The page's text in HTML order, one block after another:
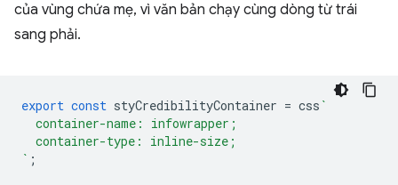
của vùng chứa mẹ, vì văn bản chạy cùng dòng từ trái
sang phải.
export const styCredibilityContainer = css `
  container-name: infowrapper;
  container-type: inline-size;
` ;